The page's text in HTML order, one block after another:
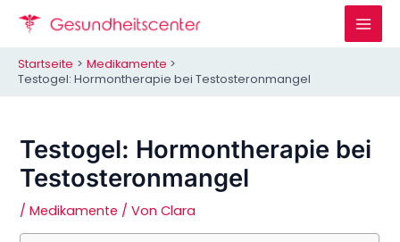
Inhalt
Startseite
Medikamente
Testogel: Hormontherapie bei Testosteronmangel
Testogel: Hormontherapie bei
Testosteronmangel
/Medikamente / VonClara